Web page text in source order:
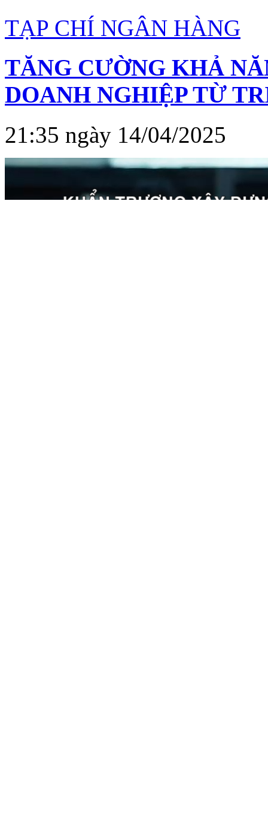
TẠP CHÍ NGÂN HÀNG
TĂNG CƯỜNG KHẢ
DOANH NGHIỆP TỪ
21:35 ngày 14/04/2025